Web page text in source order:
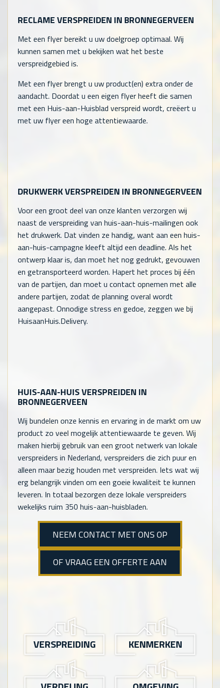
RECLAME VERSPREIDEN IN BRONNEGERVEEN
Met een flyer bereikt u uw doelgroep optimaal. Wij
kunnen samen met u bekijken wat het beste
verspreidgebied is.
Met een flyer brengt u uw product(en) extra onder de
aandacht. Doordat u een eigen flyer heeft die samen
met een Huis-aan-Huisblad verspreid wordt, creëert u
met uw flyer een hoge attentiewaarde.
DRUKWERK VERSPREIDEN IN BRONNEGERVEEN
Voor een groot deel van onze klanten verzorgen wij
naast de verspreiding van huis-aan-huis-mailingen ook
het drukwerk. Dat vinden ze handig, want aan een huis-
aan-huis-campagne kleeft altijd een deadline. Als het
ontwerp klaar is, dan moet het nog gedrukt, gevouwen
en getransporteerd worden. Hapert het proces bij één
van de partijen, dan moet u contact opnemen met alle
andere partijen, zodat de planning overal wordt
aangepast. Onnodige stress en gedoe, zeggen we bij
HuisaanHuis.Delivery.
HUIS-AAN-HUIS VERSPREIDEN IN
BRONNEGERVEEN
Wij bundelen onze kennis en ervaring in de markt om uw
product zo veel mogelijk attentiewaarde te geven. Wij
maken hierbij gebruik van een groot netwerk van lokale
verspreiders in Nederland, verspreiders die zich puur en
alleen maar bezig houden met verspreiden. Iets wat wij
erg belangrijk vinden om een goeie kwaliteit te kunnen
leveren. In totaal bezorgen deze lokale verspreiders
wekelijks ruim 350 huis-aan-huisbladen.
NEEM CONTACT MET ONS OP
OF VRAAG EEN OFFERTE AAN
VERSPREIDING KENMERKEN